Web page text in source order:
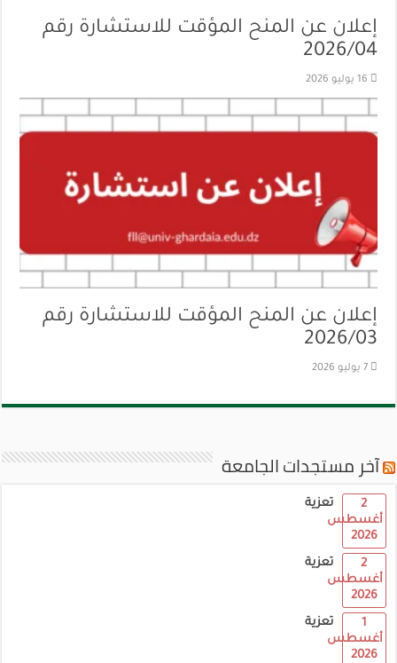
إعلان عن المنح المؤقت للاستشارة رقم
2026/04
16 يوليو 2026
إعلان عن المنح المؤقت للاستشارة رقم
2026/03
7 يوليو 2026
آخر مستجدات الجامعة
تعزية
2
أغسطس
2026
تعزية
2
أغسطس
2026
تعزية
1
أغسطس
2026